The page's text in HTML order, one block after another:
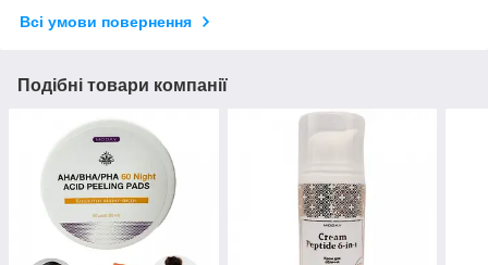
Всі умови повернення
Подібні товари компанії